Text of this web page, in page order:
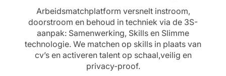
Arbeidsmatchplatform versnelt instroom,
doorstroom en behoud in techniek via de 3S-
aanpak: Samenwerking, Skills en Slimme
technologie. We matchen op skills in plaats van
cvʼs en activeren talent op schaal,veilig en
privacy-proof.